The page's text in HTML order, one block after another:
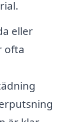
eller
ofta